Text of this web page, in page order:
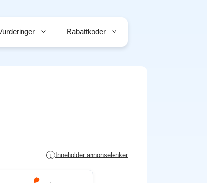
Rabattkoder
i Inneholder annonselenker